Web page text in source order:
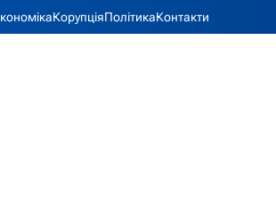
КорупціяПолітикаКонтакти